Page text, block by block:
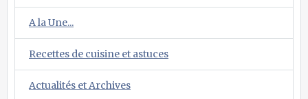
A la Une...
Recettes de cuisine et astuces
Actualités et Archives